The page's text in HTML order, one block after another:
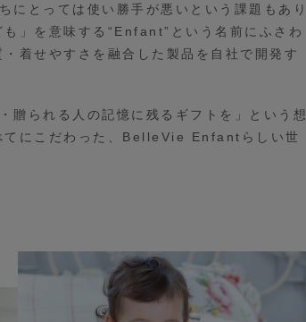
にとっては使い勝手が悪いという課題もあり
」を意味する“Enfant”という名前にふさわ
着せやすさを融合した製品を自社で開発す
贈られる人の記憶に残るギフトを」という想
てにこだわった、BelleVie Enfantらしい世